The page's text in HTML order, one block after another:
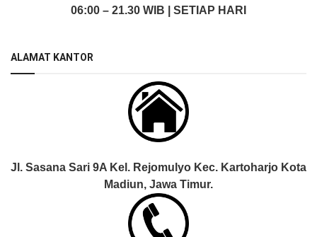
06:00 – 21.30 WIB | SETIAP HARI
ALAMAT KANTOR
Jl. Sasana Sari 9A Kel. Rejomulyo Kec. Kartoharjo Kota
Madiun, Jawa Timur.